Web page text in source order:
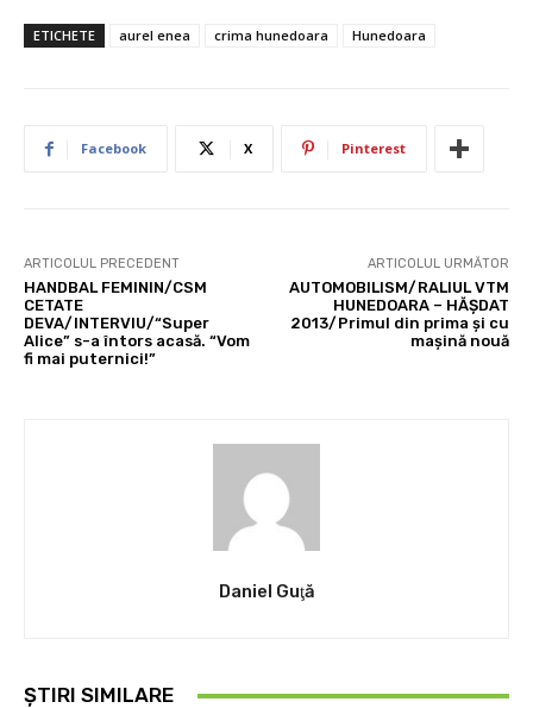
ETICHETE aurel enea crima hunedoara Hunedoara
Facebook X Pinterest
ARTICOLUL PRECEDENT
HANDBAL FEMININ/CSM
CETATE
DEVA/INTERVIU/“Super
Alice” s-a întors acasă. “Vom
fi mai puternici!”
ARTICOLUL URMĂTOR
AUTOMOBILISM/RALIUL VTM
HUNEDOARA – HĂŞDAT
2013/Primul din prima şi cu
maşină nouă
Daniel Guţă
ȘTIRI SIMILARE